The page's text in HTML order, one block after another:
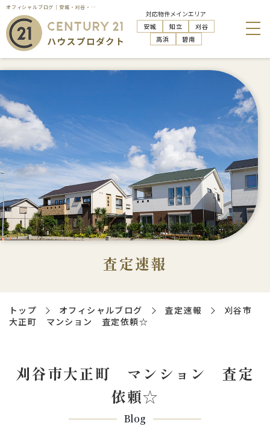
オフィシャルブログ｜安城・刈谷・知立・高浜の不動産売却はハウスプロダクト
対応物件メインエリア
安城
知立
刈谷
高浜
碧南
査定速報
トップ オフィシャルブログ 査定速報
刈谷市
大正町 マンション 査定依頼☆
刈谷市大正町 マンション 査定
依頼☆
Blog